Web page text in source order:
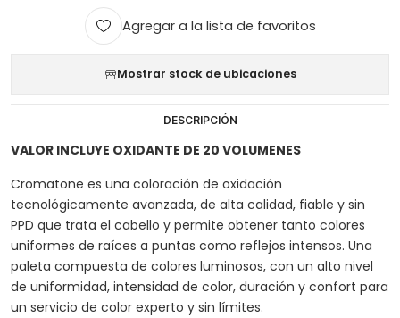
Agregar a la lista de favoritos
Mostrar stock de ubicaciones
DESCRIPCIÓN
VALOR INCLUYE OXIDANTE DE 20 VOLUMENES
Cromatone es una coloración de oxidación
tecnológicamente avanzada, de alta calidad, fiable y sin
PPD que trata el cabello y permite obtener tanto colores
uniformes de raíces a puntas como reflejos intensos. Una
paleta compuesta de colores luminosos, con un alto nivel
de uniformidad, intensidad de color, duración y confort para
un servicio de color experto y sin límites.